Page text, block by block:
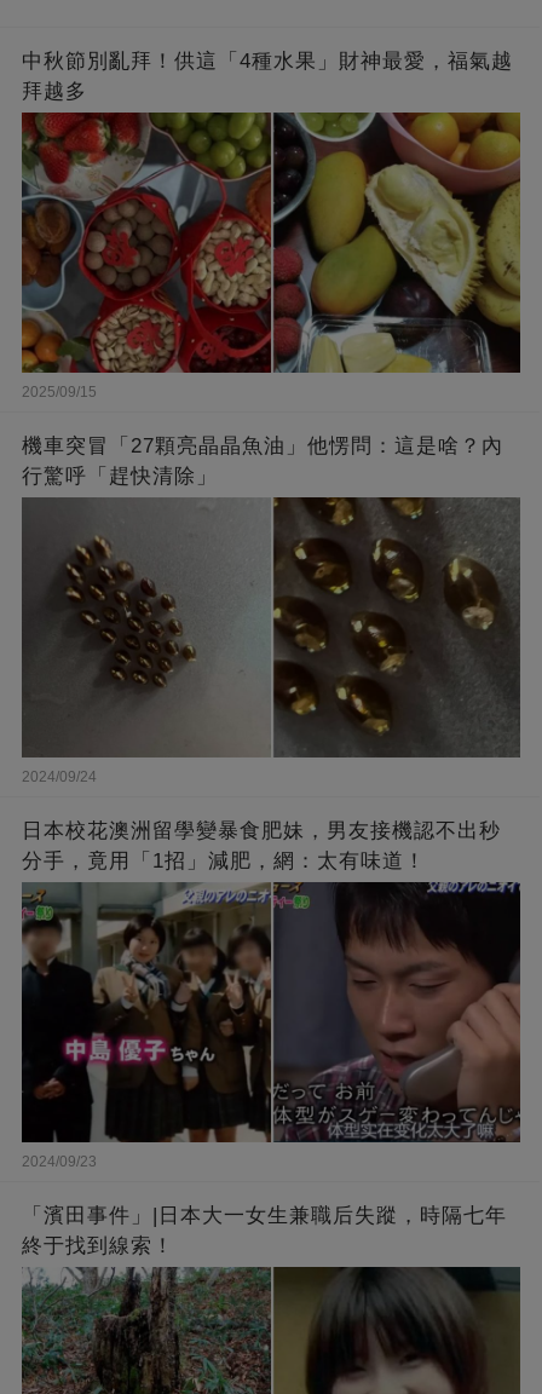
中秋節別亂拜！供這「4種水果」財神最愛，福氣越
拜越多
2025/09/15
機車突冒「27顆亮晶晶魚油」他愣問：這是啥？內
行驚呼「趕快清除」
2024/09/24
日本校花澳洲留學變暴食肥妹，男友接機認不出秒
分手，竟用「1招」減肥，網：太有味道！
2024/09/23
「濱田事件」|日本大一女生兼職后失蹤，時隔七年
終于找到線索！